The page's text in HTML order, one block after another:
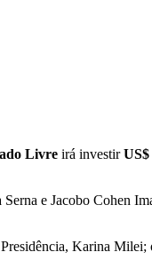
Livre irá investirUS$
e Jacobo Cohen
Karina